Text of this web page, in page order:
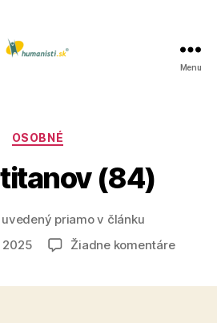
Menu
Kategórie
OSOBNÉ
(84)
uvedený priamo v článku
2025 Žiadne komentárena